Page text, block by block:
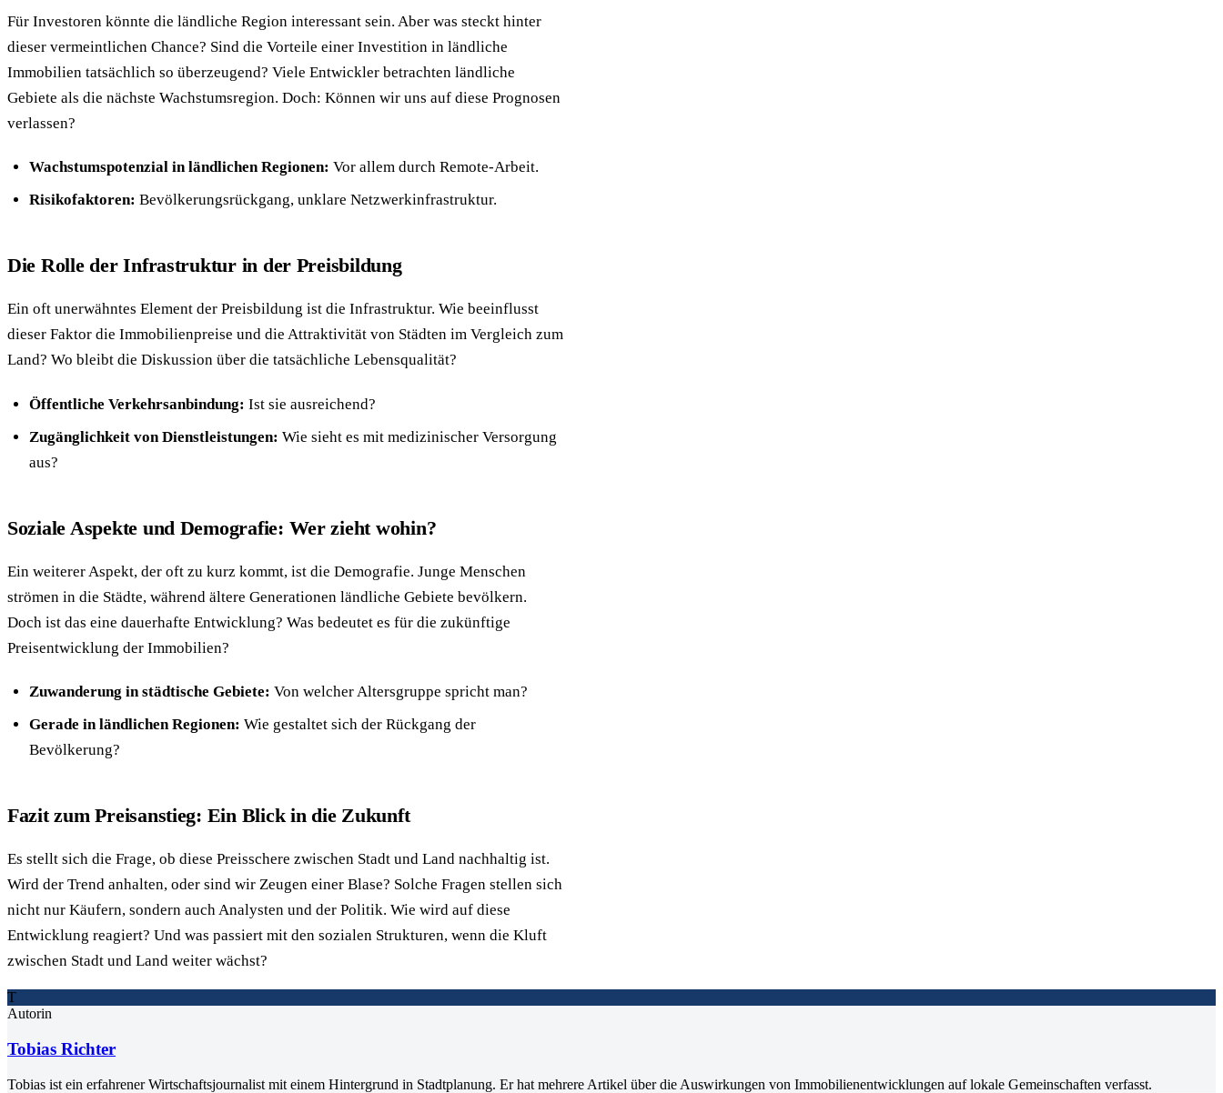
Für Investoren könnte die ländliche Region interessant sein. Aber was steckt hinter
dieser vermeintlichen Chance? Sind die Vorteile einer Investition in ländliche
Immobilien tatsächlich so überzeugend? Viele Entwickler betrachten ländliche
Gebiete als die nächste Wachstumsregion. Doch: Können wir uns auf diese Prognosen
verlassen?
Wachstumspotenzial in ländlichen Regionen: Vor allem durch Remote-Arbeit.
Risikofaktoren: Bevölkerungsrückgang, unklare Netzwerkinfrastruktur.
Die Rolle der Infrastruktur in der Preisbildung
Ein oft unerwähntes Element der Preisbildung ist die Infrastruktur. Wie beeinflusst
dieser Faktor die Immobilienpreise und die Attraktivität von Städten im Vergleich zum
Land? Wo bleibt die Diskussion über die tatsächliche Lebensqualität?
Öffentliche Verkehrsanbindung: Ist sie ausreichend?
Zugänglichkeit von Dienstleistungen: Wie sieht es mit medizinischer Versorgung
aus?
Soziale Aspekte und Demografie: Wer zieht wohin?
Ein weiterer Aspekt, der oft zu kurz kommt, ist die Demografie. Junge Menschen
strömen in die Städte, während ältere Generationen ländliche Gebiete bevölkern.
Doch ist das eine dauerhafte Entwicklung? Was bedeutet es für die zukünftige
Preisentwicklung der Immobilien?
Zuwanderung in städtische Gebiete: Von welcher Altersgruppe spricht man?
Gerade in ländlichen Regionen: Wie gestaltet sich der Rückgang der
Bevölkerung?
Fazit zum Preisanstieg: Ein Blick in die Zukunft
Es stellt sich die Frage, ob diese Preisschere zwischen Stadt und Land nachhaltig ist.
Wird der Trend anhalten, oder sind wir Zeugen einer Blase? Solche Fragen stellen sich
nicht nur Käufern, sondern auch Analysten und der Politik. Wie wird auf diese
Entwicklung reagiert? Und was passiert mit den sozialen Strukturen, wenn die Kluft
zwischen Stadt und Land weiter wächst?
T
Autorin
Tobias Richter
Tobias ist ein erfahrener Wirtschaftsjournalist mit einem Hintergrund in Stadtplanung. Er hat mehrere Artikel über die Auswirkungen von Immobilienentwicklungen auf lokale Gemeinschaften verfasst.